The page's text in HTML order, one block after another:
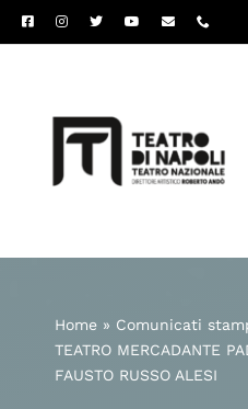
Salta
al
Home» Comunicati
TEATRO MERCADANTE
FAUSTO RUSSO ALESI